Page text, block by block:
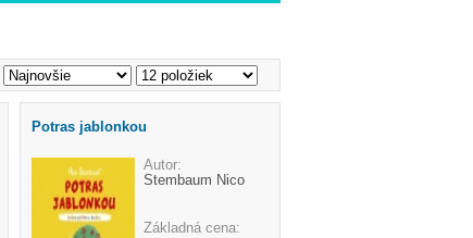
Potras jablonkou
Autor:
Stembaum Nico
Základná cena: